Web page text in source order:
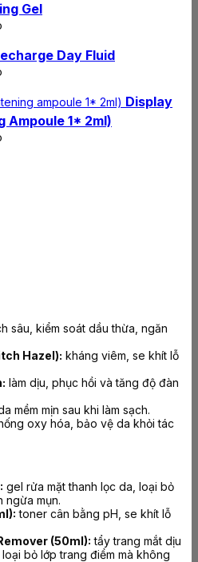
Gel
Day Fluid
Display
Ampoule 1* 2ml)
sâu, kiểm soát dầu thừa, ngăn
Hazel): kháng viêm, se khít lỗ
làm dịu, phục hồi và tăng độ đàn
mềm mịn sau khi làm sạch.
oxy hóa, bảo vệ da khỏi tác
gel rửa mặt thanh lọc da, loại bỏ
ngừa mụn.
toner cân bằng pH, se khít lỗ
(50ml): tẩy trang mắt dịu
bỏ lớp trang điểm mà không